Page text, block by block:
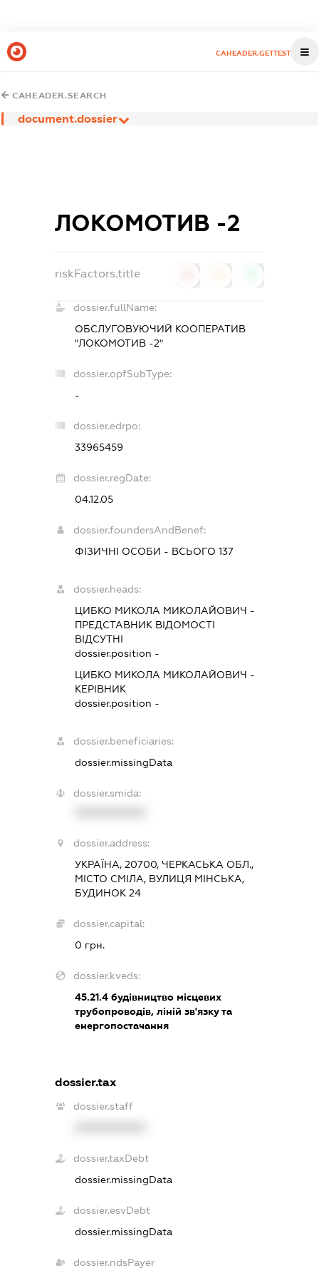
CAHEADER.GETTEST
CAHEADER.SEARCH
document.dossier
ЛОКОМОТИВ -2
riskFactors.title
dossier.fullName:
ОБСЛУГОВУЮЧИЙ КООПЕРАТИВ
"ЛОКОМОТИВ -2"
dossier.opfSubType:
-
dossier.edrpo:
33965459
dossier.regDate:
04.12.05
dossier.foundersAndBenef:
ФІЗИЧНІ ОСОБИ - ВСЬОГО 137
dossier.heads:
ЦИБКО МИКОЛА МИКОЛАЙОВИЧ -
ПРЕДСТАВНИК ВІДОМОСТІ
ВІДСУТНІ
dossier.position -
ЦИБКО МИКОЛА МИКОЛАЙОВИЧ -
КЕРІВНИК
dossier.position -
dossier.beneficiaries:
dossier.missingData
dossier.smida:
dossier.address:
УКРАЇНА, 20700, ЧЕРКАСЬКА ОБЛ.,
МІСТО СМІЛА, ВУЛИЦЯ МІНСЬКА,
БУДИНОК 24
dossier.capital:
0 грн.
dossier.kveds:
45.21.4 будівництво місцевих
трубопроводів, ліній зв'язку та
енергопостачання
dossier.tax
dossier.staff
dossier.taxDebt
dossier.missingData
dossier.esvDebt
dossier.missingData
dossier.ndsPayer